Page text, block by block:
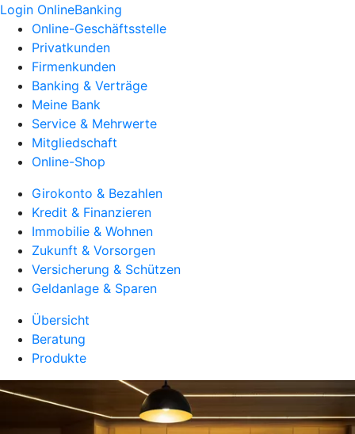
Login OnlineBanking
Online-Geschäftsstelle
Privatkunden
Firmenkunden
Banking & Verträge
Meine Bank
Service & Mehrwerte
Mitgliedschaft
Online-Shop
Girokonto & Bezahlen
Kredit & Finanzieren
Immobilie & Wohnen
Zukunft & Vorsorgen
Versicherung & Schützen
Geldanlage & Sparen
Übersicht
Beratung
Produkte